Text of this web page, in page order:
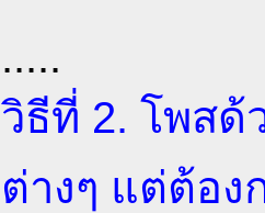
.....
วิธีที่ 2. โพสด้
ต่างๆ แต่ต้อง